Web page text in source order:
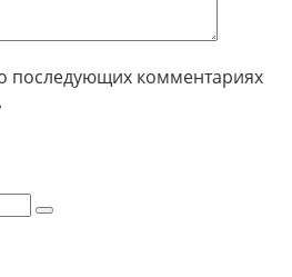
последующих комментариях